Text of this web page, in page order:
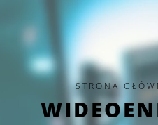
STRONA